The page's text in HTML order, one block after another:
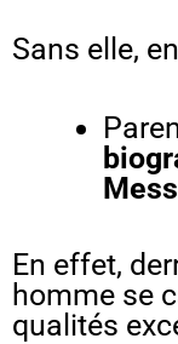
Sans elle,
En effet,
homme se
qualités